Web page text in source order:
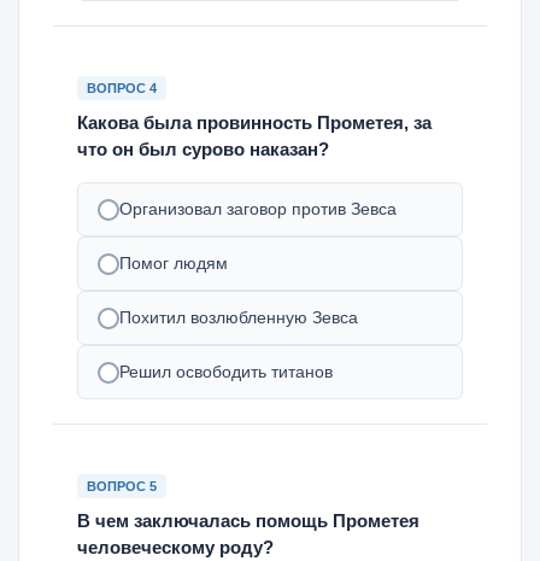
ВОПРОС 4
Какова была провинность Прометея, за
что он был сурово наказан?
Организовал заговор против Зевса
Помог людям
Похитил возлюбленную Зевса
Решил освободить титанов
ВОПРОС 5
В чем заключалась помощь Прометея
человеческому роду?